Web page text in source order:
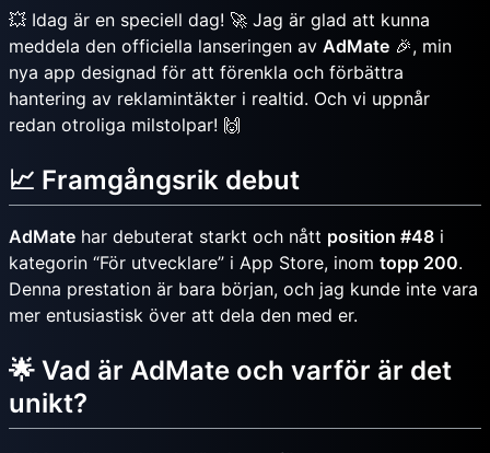
💥 Idag är en speciell dag! 🚀 Jag är glad att kunna
meddela den officiella lanseringen av AdMate 🎉, min
nya app designad för att förenkla och förbättra
hantering av reklamintäkter i realtid. Och vi uppnår
redan otroliga milstolpar! 🙌
📈 Framgångsrik debut
AdMate har debuterat starkt och nått position #48 i
kategorin “För utvecklare” i App Store, inom topp 200.
Denna prestation är bara början, och jag kunde inte vara
mer entusiastisk över att dela den med er.
🌟 Vad är AdMate och varför är det
unikt?